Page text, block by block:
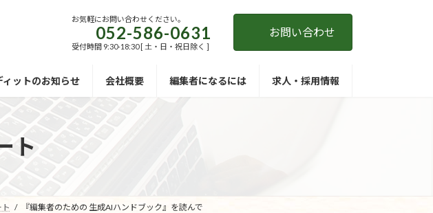
お気軽にお問い合わせください。
052-586-0631
受付時間 9:30-18:30 [ 土・日・祝日除く ]
お問い合わせ
ィットのお知らせ 会社概要 編集者になるには 求人・採用情報
ト
『編集者のための 生成AIハンドブック』を読んで